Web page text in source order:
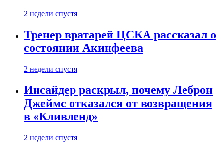
2 недели спустя
Тренер вратарей ЦСКА рассказал о
состоянии Акинфеева
2 недели спустя
Инсайдер раскрыл, почему Леброн
Джеймс отказался от возвращения
в «Кливленд»
2 недели спустя